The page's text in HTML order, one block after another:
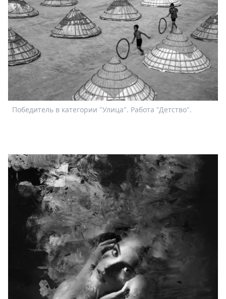
Победитель в категории "Улица". Работа "Детство".